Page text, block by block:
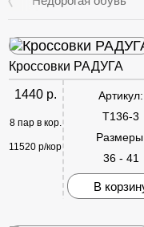
Кроссовки РАДУГА
1440 р.
8 пар в кор.
11520 р/кор
Артикул:
T136-3
36 - 41
В